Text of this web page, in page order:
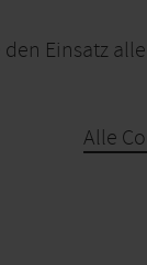
Einsatz
Alle